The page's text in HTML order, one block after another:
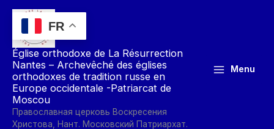
Aller
contenu
Église orthodoxe de La Résurrection
Nantes – Archevêché des églises
orthodoxes de tradition russe en
Europe occidentale -Patriarcat de
Moscou
Православная церковь Воскресения
Христова, Нант. Московский Патриархат.
Menu
FR